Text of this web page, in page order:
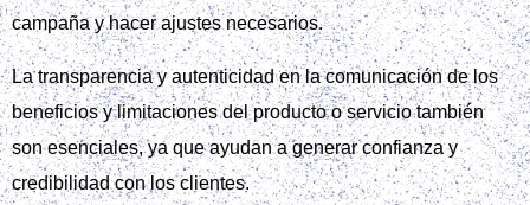
campaña y hacer ajustes necesarios.
La transparencia y autenticidad en la comunicación de los
beneficios y limitaciones del producto o servicio también
son esenciales, ya que ayudan a generar confianza y
credibilidad con los clientes.